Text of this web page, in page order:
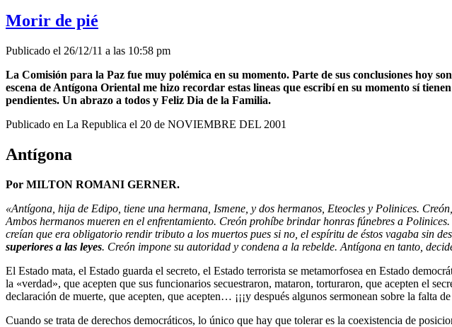
Morir de pié
Publicado el 26/12/11 a las 10:58 pm
La Comisión para la Paz fue muy polémica en su momento. Parte de sus conclusiones hoy
escena de Antígona Oriental me hizo recordar estas lineas que escribí en su momento sí
pendientes. Un abrazo a todos y Feliz Dia de la Familia.
Publicado en La Republica el 20 de NOVIEMBRE DEL 2001
Antígona
Por MILTON ROMANI GERNER.
«Antígona, hija de Edipo, tiene una hermana, Ismene, y dos hermanos, Eteocles y Polinices.
Ambos hermanos mueren en el enfrentamiento. Creón prohíbe brindar honras fúnebres a Polinices.
creían que era obligatorio rendir tributo a los muertos pues si no, el espíritu de éstos vagaba sin
superiores a las leyes. Creón impone su autoridad y condena a la rebelde. Antígona en tanto,
El Estado mata, el Estado guarda el secreto, el Estado terrorista se metamorfosea en Estado
la «verdad», que acepten que sus funcionarios secuestraron, mataron, torturaron, que acepten el
declaración de muerte, que acepten, que acepten… ¡¡¡y después algunos sermonean sobre la falta
Cuando se trata de derechos democráticos, lo único que hay que tolerar es la coexistencia de